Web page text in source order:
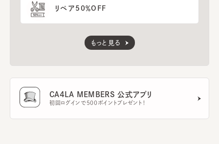
リペア50％OFF
もっと見る
CA4LA MEMBERS 公式アプリ
初回ログインで500ポイントプレゼント！